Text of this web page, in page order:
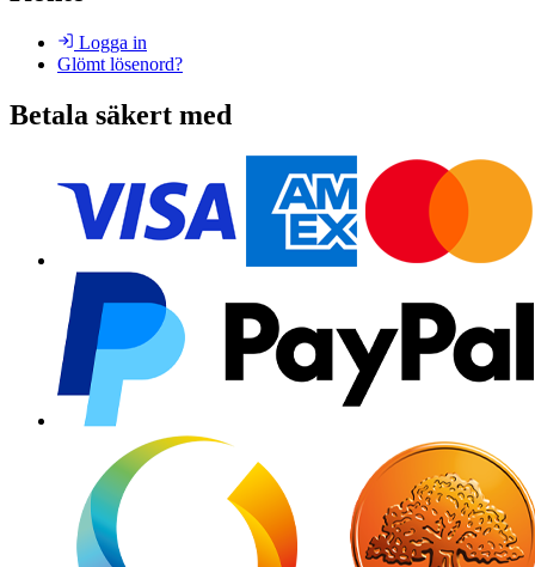
Logga in
Glömt lösenord?
Betala säkert med